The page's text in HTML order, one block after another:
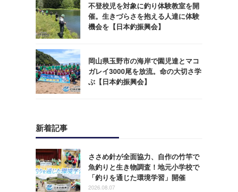
不登校児を対象に釣り体験教室を開
催。生きづらさを抱える人達に体験
機会を【日本釣振興会】
岡山県玉野市の海岸で園児達とマコ
ガレイ3000尾を放流。命の大切さ学
ぶ【日本釣振興会】
新着記事
ささめ針が全面協力、自作の竹竿で
魚釣りと生き物調査！地元小学校で
「釣りを通じた環境学習」開催
2026.08.07